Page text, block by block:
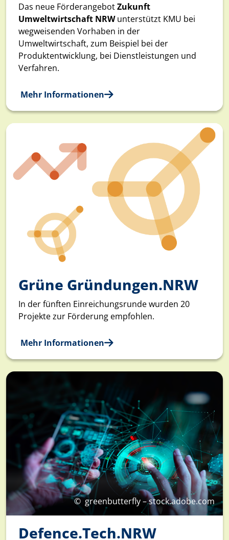
Das neue FörderangebotZukunft
Umweltwirtschaft NRWunterstützt KMU bei
wegweisenden Vorhaben in der
Umweltwirtschaft, zum Beispiel bei der
Produktentwicklung, bei Dienstleistungen und
Verfahren.
Mehr Informationen
Grüne Gründungen.NRW
In der fünften Einreichungsrunde wurden 20
Projekte zur Förderung empfohlen.
Mehr Informationen
© greenbutterfly – stock.adobe.com
Defence.Tech.NRW